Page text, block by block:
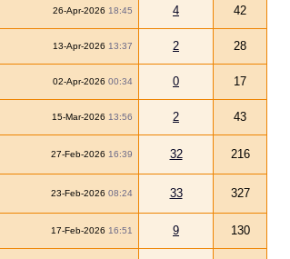
26-Apr-2026 18:45 4 42
13-Apr-2026 13:37 2 28
02-Apr-2026 00:34 0 17
15-Mar-2026 13:56 2 43
27-Feb-2026 16:39 32 216
23-Feb-2026 08:24 33 327
17-Feb-2026 16:51 9 130